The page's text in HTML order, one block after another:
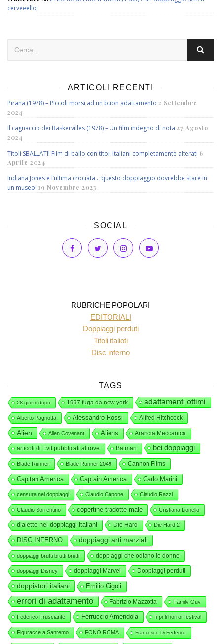
cerveeello!
ARTICOLI RECENTI
Piraña (1978) – Piccoli morsi ad un buon adattamento 2 Settembre
2024
Il cagnaccio dei Baskervilles (1978) – Un film indegno di nota 27 Agosto
2024
Titoli SBALLATI! Film di ballo con titoli italiani completamente alterati 6
Aprile 2024
Indiana Jones e l’ultima crociata… questo doppiaggio dovrebbe stare in
un museo! 19 Novembre 2023
SOCIAL
RUBRICHE POPOLARI
EDITORIALI
Doppiaggi perduti
Titoli italioti
Disc inferno
TAGS
28 giorni dopo 1997 fuga da new york adattamenti ottimi
Alberto Pagnotta Alessandro Rossi Alfred Hitchcock
Alien Alien Covenant Aliens Arancia Meccanica
articoli di Evit pubblicati altrove Batman bei doppiaggi
Blade Runner Blade Runner 2049 Cannon Films
Capitan America Captain America Carlo Marini
censura nei doppiaggi Claudio Capone Claudio Razzi
Claudio Sorrentino copertine tradotte male Cristiana Lionello
dialetto nei doppiaggi italiani Die Hard Die Hard 2
DISC INFERNO doppiaggi arti marziali
doppiaggi brutti brutti brutti doppiaggi che odiano le donne
doppiaggi Disney doppiaggi Marvel Doppiaggi perduti
doppiatori italiani Emilio Cigoli
errori di adattamento Fabrizio Mazzotta Family Guy
Federico Frusciante Ferruccio Amendola fi-pi-li horror festival
Figuracce a Sanremo FONO ROMA Francesco Di Federico